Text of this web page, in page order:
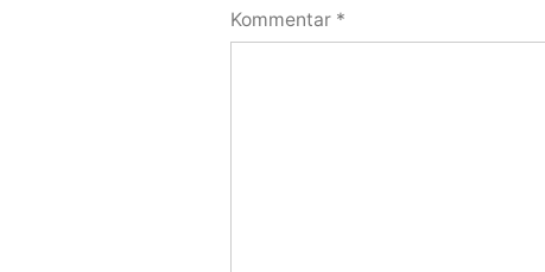
Kommentar *